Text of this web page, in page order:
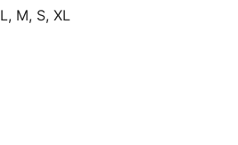
L, M, S, XL